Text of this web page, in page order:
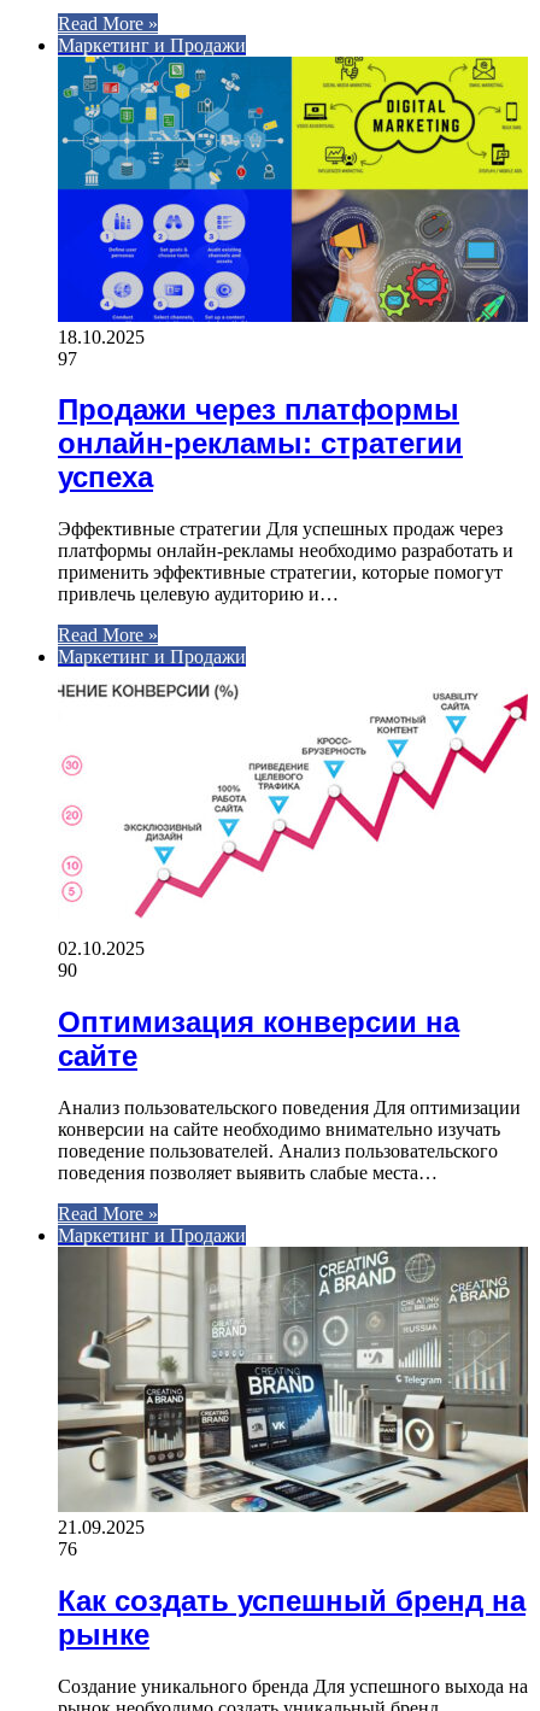
Read More »
Маркетинг и Продажи
18.10.2025
97
Продажи через платформы
онлайн-рекламы: стратегии
успеха
Эффективные стратегии Для успешных продаж через
платформы онлайн-рекламы необходимо разработать и
применить эффективные стратегии, которые помогут
привлечь целевую аудиторию и…
Read More »
Маркетинг и Продажи
02.10.2025
90
Оптимизация конверсии на
сайте
Анализ пользовательского поведения Для оптимизации
конверсии на сайте необходимо внимательно изучать
поведение пользователей. Анализ пользовательского
поведения позволяет выявить слабые места…
Read More »
Маркетинг и Продажи
21.09.2025
76
Как создать успешный бренд на
рынке
Создание уникального бренда Для успешного выхода на